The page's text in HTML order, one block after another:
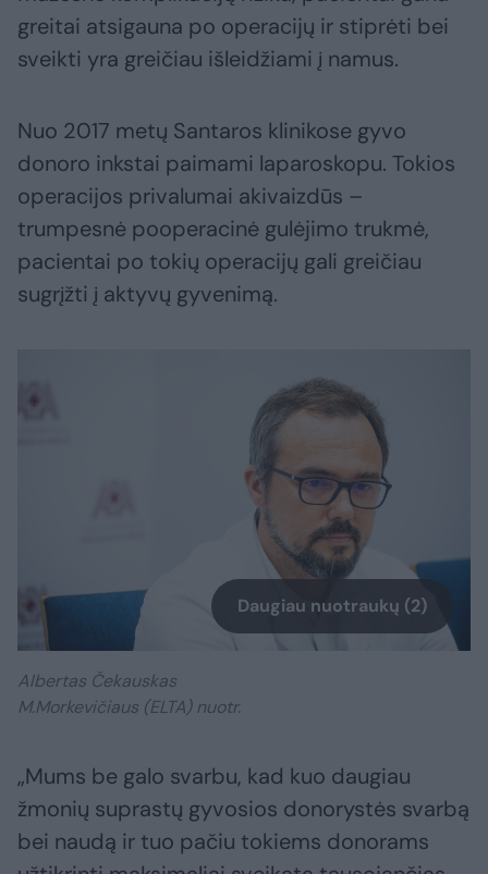
greitai atsigauna po operacijų ir stiprėti bei
sveikti yra greičiau išleidžiami į namus.
Nuo 2017 metų Santaros klinikose gyvo
donoro inkstai paimami laparoskopu. Tokios
operacijos privalumai akivaizdūs –
trumpesnė pooperacinė gulėjimo trukmė,
pacientai po tokių operacijų gali greičiau
sugrįžti į aktyvų gyvenimą.
Daugiau nuotraukų (2)
Albertas Čekauskas
M.Morkevičiaus (ELTA) nuotr.
„Mums be galo svarbu, kad kuo daugiau
žmonių suprastų gyvosios donorystės svarbą
bei naudą ir tuo pačiu tokiems donorams